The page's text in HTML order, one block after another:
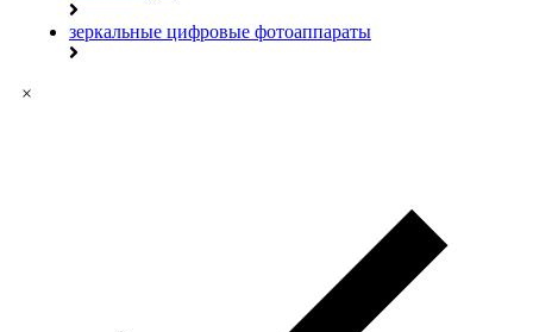
зеркальные цифровые фотоаппараты
×